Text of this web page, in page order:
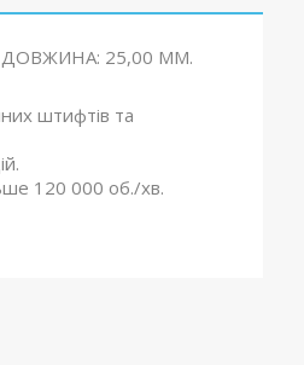
25,00 MM.
штифтів та
120 000 об./хв.